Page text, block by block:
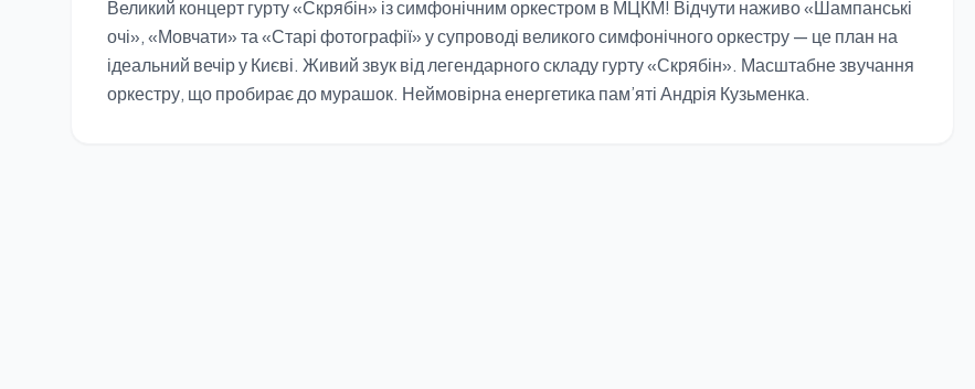
Великий концерт гурту «Скрябін» із симфонічним оркестром в МЦКМ! Відчути наживо «Шампанські
очі», «Мовчати» та «Старі фотографії» у супроводі великого симфонічного оркестру — це план на
ідеальний вечір у Києві. Живий звук від легендарного складу гурту «Скрябін». Масштабне звучання
оркестру, що пробирає до мурашок. Неймовірна енергетика пам’яті Андрія Кузьменка.